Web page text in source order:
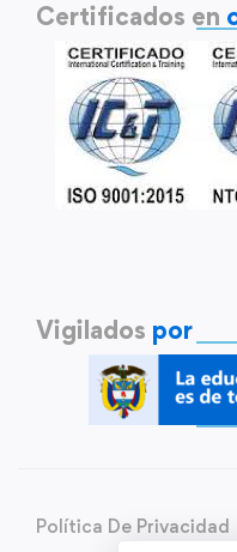
Certificados en
Vigilados por
Política De Privacidad